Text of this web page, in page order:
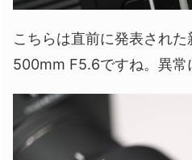
こちらは直前に発表され
500mm F5.6ですね。異常